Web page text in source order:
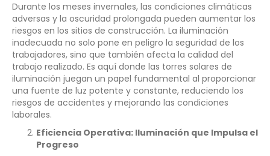
Durante los meses invernales, las condiciones climáticas
adversas y la oscuridad prolongada pueden aumentar los
riesgos en los sitios de construcción. La iluminación
inadecuada no solo pone en peligro la seguridad de los
trabajadores, sino que también afecta la calidad del
trabajo realizado. Es aquí donde las torres solares de
iluminación juegan un papel fundamental al proporcionar
una fuente de luz potente y constante, reduciendo los
riesgos de accidentes y mejorando las condiciones
laborales.
Eficiencia Operativa: Iluminación que Impulsa el
Progreso